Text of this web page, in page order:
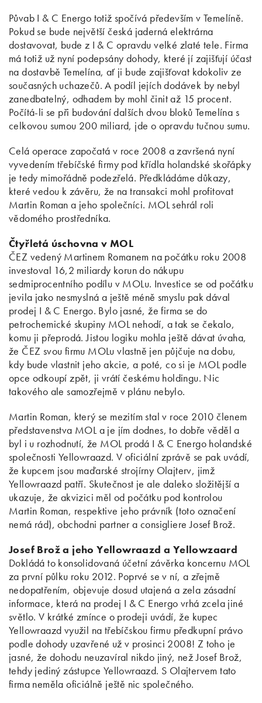
Půvab I & C Energo totiž spočívá především v Temelíně.
Pokud se bude největší česká jaderná elektrárna
dostavovat, bude z I & C opravdu velké zlaté tele. Firma
má totiž už nyní podepsány dohody, které jí zajišťují účast
na dostavbě Temelína, ať ji bude zajišťovat kdokoliv ze
současných uchazečů. A podíl jejích dodávek by nebyl
zanedbatelný, odhadem by mohl činit až 15 procent.
Počítá-li se při budování dalších dvou bloků Temelína s
celkovou sumou 200 miliard, jde o opravdu tučnou sumu.
Celá operace započatá v roce 2008 a završená nyní
vyvedením třebíčské firmy pod křídla holandské skořápky
je tedy mimořádně podezřelá. Předkládáme důkazy,
které vedou k závěru, že na transakci mohl profitovat
Martin Roman a jeho společníci. MOL sehrál roli
vědomého prostředníka.
Čtyřletá úschovna v MOL
ČEZ vedený Martinem Romanem na počátku roku 2008
investoval 16,2 miliardy korun do nákupu
sedmiprocentního podílu v MOLu. Investice se od počátku
jevila jako nesmyslná a ještě méně smyslu pak dával
prodej I & C Energo. Bylo jasné, že firma se do
petrochemické skupiny MOL nehodí, a tak se čekalo,
komu ji přeprodá. Jistou logiku mohla ještě dávat úvaha,
že ČEZ svou firmu MOLu vlastně jen půjčuje na dobu,
kdy bude vlastnit jeho akcie, a poté, co si je MOL podle
opce odkoupí zpět, ji vrátí českému holdingu. Nic
takového ale samozřejmě v plánu nebylo.
Martin Roman, který se mezitím stal v roce 2010 členem
představenstva MOL a je jím dodnes, to dobře věděl a
byl i u rozhodnutí, že MOL prodá I & C Energo holandské
společnosti Yellowraazd. V oficiální zprávě se pak uvádí,
že kupcem jsou maďarské strojírny Olajterv, jimž
Yellowraazd patří. Skutečnost je ale daleko složitější a
ukazuje, že akvizici měl od počátku pod kontrolou
Martin Roman, respektive jeho právník (toto označení
nemá rád), obchodni partner a consigliere Josef Brož.
Josef Brož a jeho Yellowraazd a Yellowzaard
Dokládá to konsolidovaná účetní závěrka koncernu MOL
za první půlku roku 2012. Poprvé se v ní, a zřejmě
nedopatřením, objevuje dosud utajená a zela zásadní
informace, která na prodej I & C Energo vrhá zcela jiné
světlo. V krátké zmínce o prodeji uvádí, že kupec
Yellowraazd využil na třebíčskou firmu předkupní právo
podle dohody uzavřené už v prosinci 2008! Z toho je
jasné, že dohodu neuzavíral nikdo jiný, než Josef Brož,
tehdy jediný zástupce Yellowraazd. S Olajtervem tato
firma neměla oficiálně ještě nic společného.